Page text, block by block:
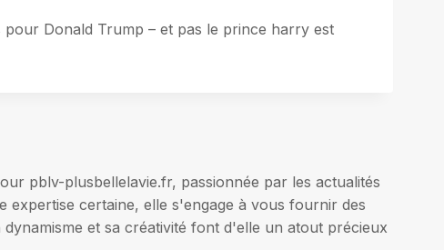
Donald Trump – et pas le prince harry est
pblv-plusbellelavie.fr, passionnée par les actualités
expertise certaine, elle s'engage à vous fournir des
et sa créativité font d'elle un atout précieux